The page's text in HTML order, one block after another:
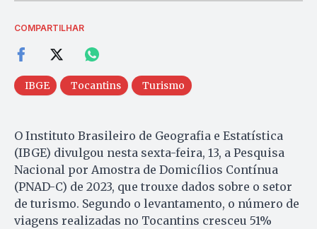
COMPARTILHAR
IBGE Tocantins Turismo
O Instituto Brasileiro de Geografia e Estatística
(IBGE) divulgou nesta sexta-feira, 13, a Pesquisa
Nacional por Amostra de Domicílios Contínua
(PNAD-C) de 2023, que trouxe dados sobre o setor
de turismo. Segundo o levantamento, o número de
viagens realizadas no Tocantins cresceu 51%